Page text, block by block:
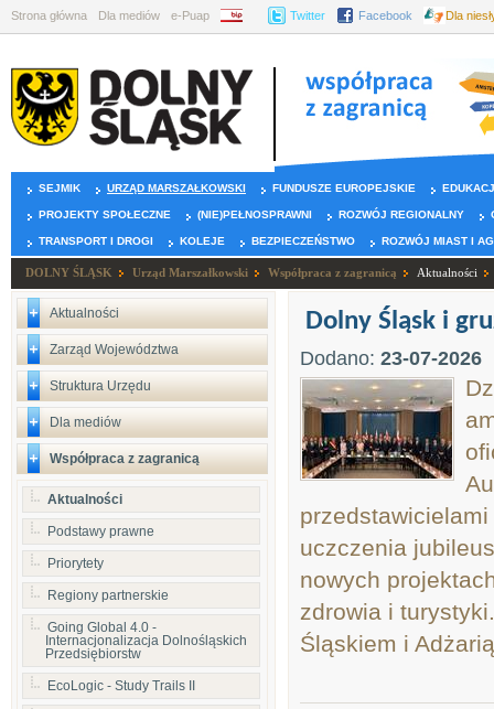
Strona główna Dla mediów e-Puap BIP Twitter Facebook Dla
SEJMIK URZĄD MARSZAŁKOWSKI FUNDUSZE EUROPEJSKIE
PROJEKTY SPOŁECZNE (NIE)PEŁNOSPRAWNI ROZWÓJ REGIONALNY
TRANSPORT I DROGI KOLEJE BEZPIECZEŃSTWO ROZWÓJ MIAST I
DOLNY ŚLĄSK Urząd Marszałkowski Współpraca z zagranicą Aktualności
Aktualności
Zarząd Województwa
Struktura Urzędu
Dla mediów
Współpraca z zagranicą
Aktualności
Podstawy prawne
Priorytety
Regiony partnerskie
Going Global 4.0 -
Internacjonalizacja Dolnośląskich
Przedsiębiorstw
EcoLogic - Study Trails II
Dolny Śląsk i
Dodano: 23-07-2026
uczczenia
nowych
zdrowia i
Śląskiem i